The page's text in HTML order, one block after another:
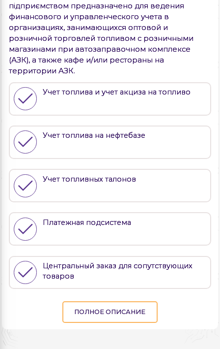
підприємством предназначено для ведения
финансового и управленческого учета в
организациях, занимающихся оптовой и
розничной торговлей топливом с розничными
магазинами при автозаправочном комплексе
(АЗК), а также кафе и/или рестораны на
территории АЗК.
Учет топлива и учет акциза на топливо
Учет топлива на нефтебазе
Учет топливных талонов
Платежная подсистема
Центральный заказ для сопутствующих
товаров
ПОЛНОЕ ОПИСАНИЕ